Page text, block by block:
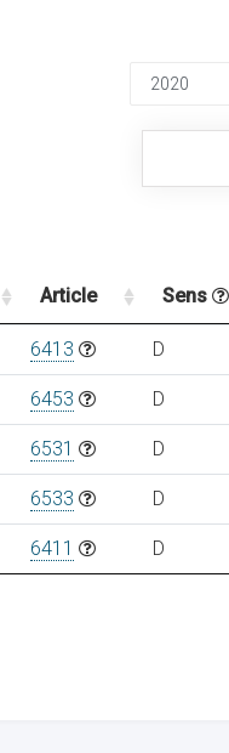
Article Sens
6413 D
6453 D
6531 D
6533 D
6411 D